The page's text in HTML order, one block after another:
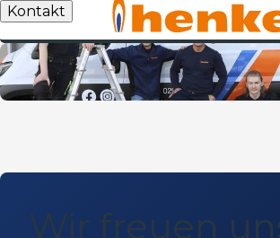
Kontakt
Wir freuen